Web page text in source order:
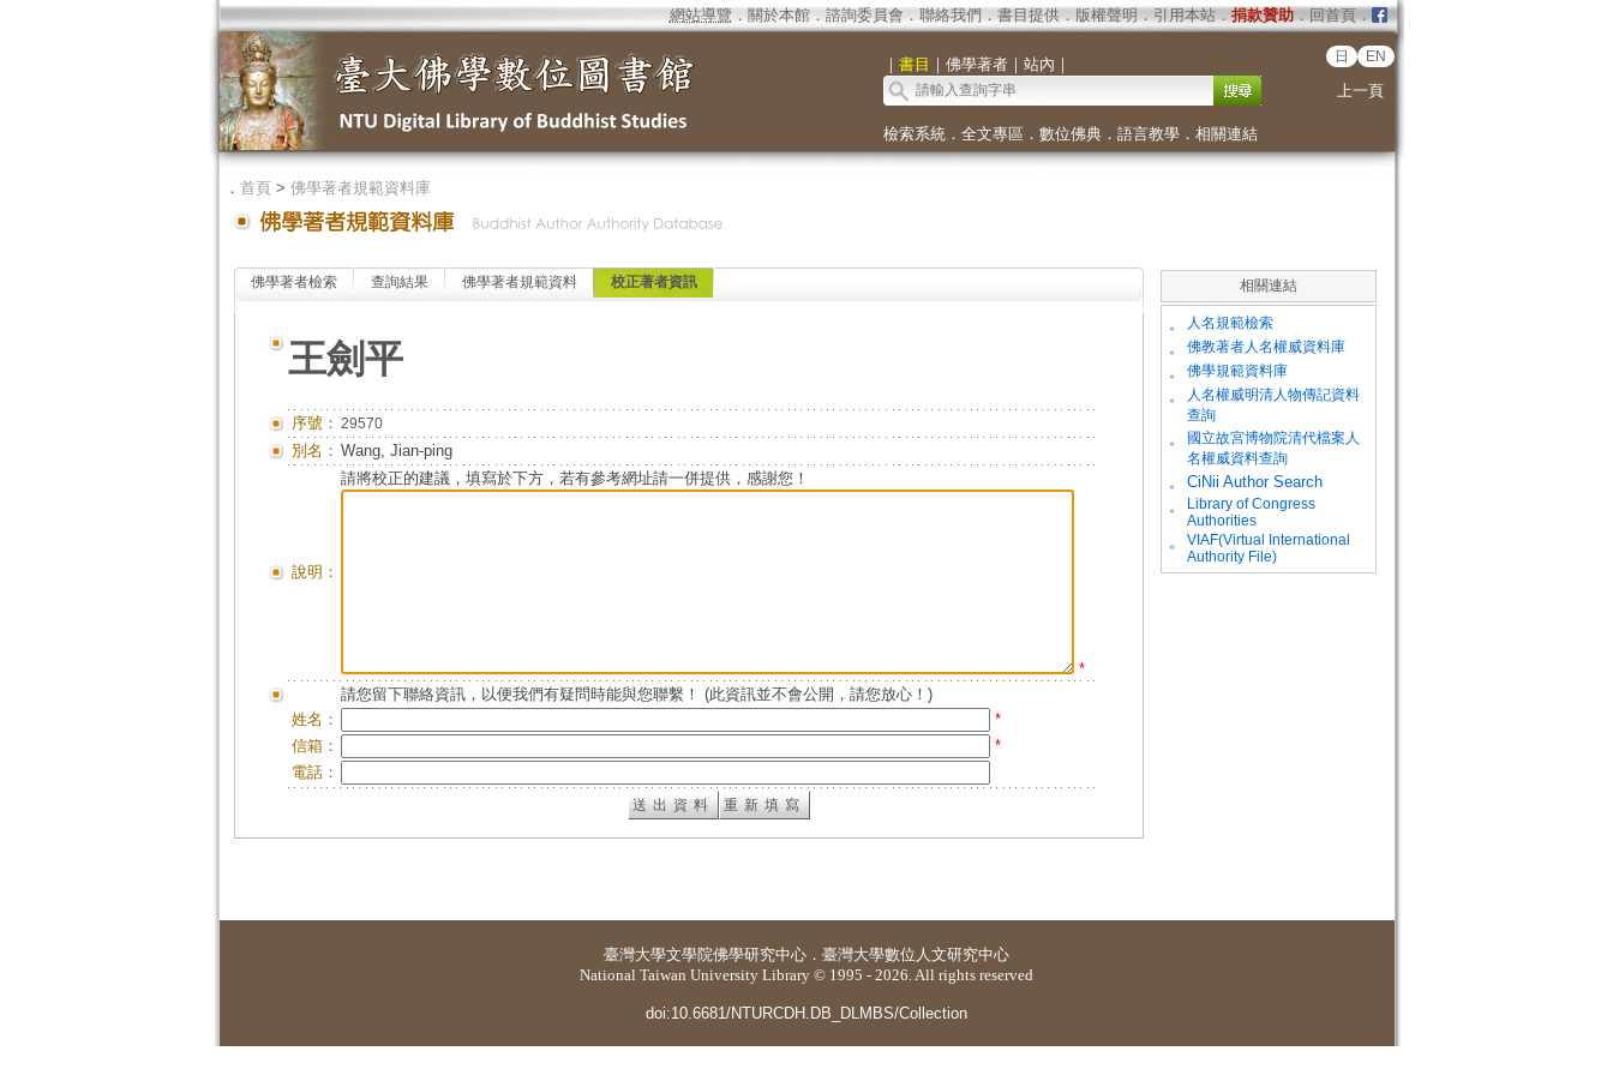
網站導覽 ． 關於本館． 諮詢委員會． 聯絡我們 ． 書目提供． 版權聲明 ． 引用本站． 捐款贊助．回首頁．
｜ 書目 ｜ 佛學著者｜ 站內 ｜ 日 EN
上一頁
檢索系統． 全文專區 ． 數位佛典． 語言教學． 相關連結
． 首頁> 佛學著者規範資料庫
佛學著者檢索 查詢結果 佛學著者規範資料 校正著者資訊
王劍平
序號： 29570
別名： Wang, Jian-ping
說明：
請將校正的建議，填寫於下方，若有參考網址請一併提供，感謝您！
*
請您留下聯絡資訊，以便我們有疑問時能與您聯繫！ (此資訊並不會公開，請您放心！)
姓名：
*
信箱：
*
電話：
相關連結
。 人名規範檢索
。 佛教著者人名權威資料庫
。 佛學規範資料庫
。
人名權威明清人物傳記資料
查詢
。
國立故宮博物院清代檔案人
名權威資料查詢
。
CiNii Author Search
。
Library of Congress
Authorities
。
VIAF(Virtual International
Authority File)
臺灣大學文學院佛學研究中心 ． 臺灣大學數位人文研究中心
National Taiwan University Library © 1995 - 2026. All rights reserved
doi:10.6681/NTURCDH.DB_DLMBS/Collection